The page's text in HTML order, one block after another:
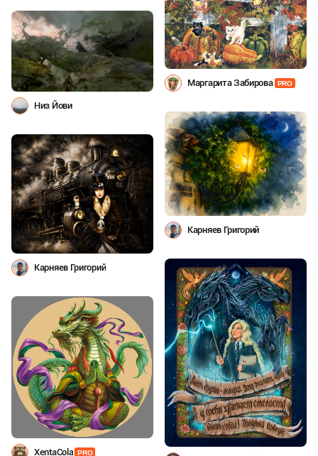
Маргарита Забирова PRO
Низ Йови
Карняев Григорий
Карняев Григорий
XentaCola PRO